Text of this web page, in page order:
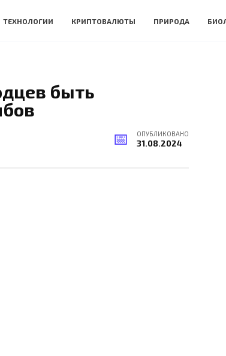
ТЕХНОЛОГИИ КРИПТОВАЛЮТЫ ПРИРОДА
быть
ОПУБЛИКОВАНО
31.08.2024